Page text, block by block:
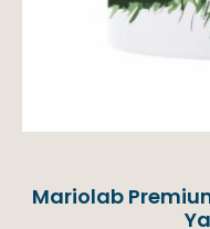
Mariolab